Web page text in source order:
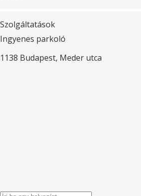
Szolgáltatások
Ingyenes parkoló
1138 Budapest, Meder utca